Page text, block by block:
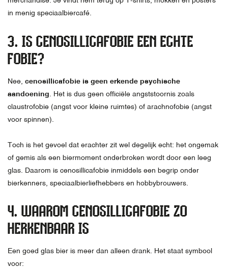
in menig speciaalbiercafé.
3. IS CENOSILLICAFOBIE EEN ECHTE
FOBIE?
Nee, cenosillicafobie is geen erkende psychische
aandoening . Het is dus geen officiële angststoornis zoals
claustrofobie (angst voor kleine ruimtes) of arachnofobie (angst
voor spinnen).
Toch is het gevoel dat erachter zit wel degelijk echt: het ongemak
of gemis als een biermoment onderbroken wordt door een leeg
glas. Daarom is cenosillicafobie inmiddels een begrip onder
bierkenners, speciaalbierliefhebbers en hobbybrouwers.
4. WAAROM CENOSILLICAFOBIE ZO
HERKENBAAR IS
Een goed glas bier is meer dan alleen drank. Het staat symbool
voor: